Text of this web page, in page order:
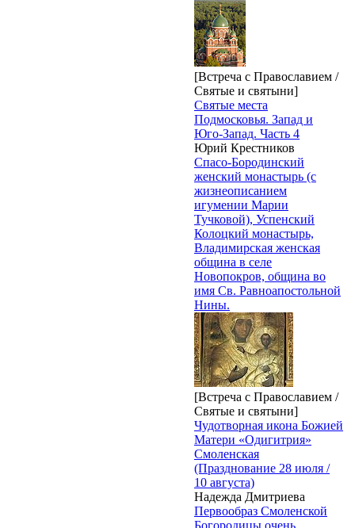
[Встреча с Православием /
Святые и святыни]
Святые места
Подмосковья. Запад и
Юго-Запад. Часть 4
Юрий Крестников
Спасо-Бородинский
женский монастырь (с
жизнеописанием
игумении Марии
Тучковой), Успенский
Колоцкий монастырь,
Владимирская женская
община в селе
Новопокров, община во
имя Св. Равноапостольной
Нины.
[Встреча с Православием /
Святые и святыни]
Чудотворная икона Божией
Матери «Одигитрия»
Смоленская
(Празднование 28 июля /
10 августа)
Надежда Дмитриева
Первообраз Смоленской
Богородицы очень